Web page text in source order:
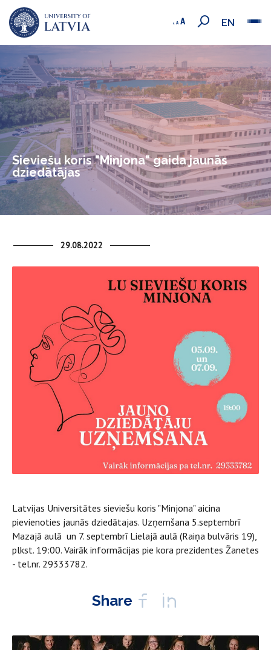
EN
Sieviešu koris "Minjona" gaida jaunās
dziedātājas
29.08.2022
Latvijas Universitātes sieviešu koris "Minjona" aicina
pievienoties jaunās dziedātajas. Uzņemšana 5.septembrī
Mazajā aulā un 7. septembrī Lielajā aulā (Raiņa bulvāris 19),
plkst. 19:00. Vairāk informācijas pie kora prezidentes Žanetes
- tel.nr. 29333782.
Share